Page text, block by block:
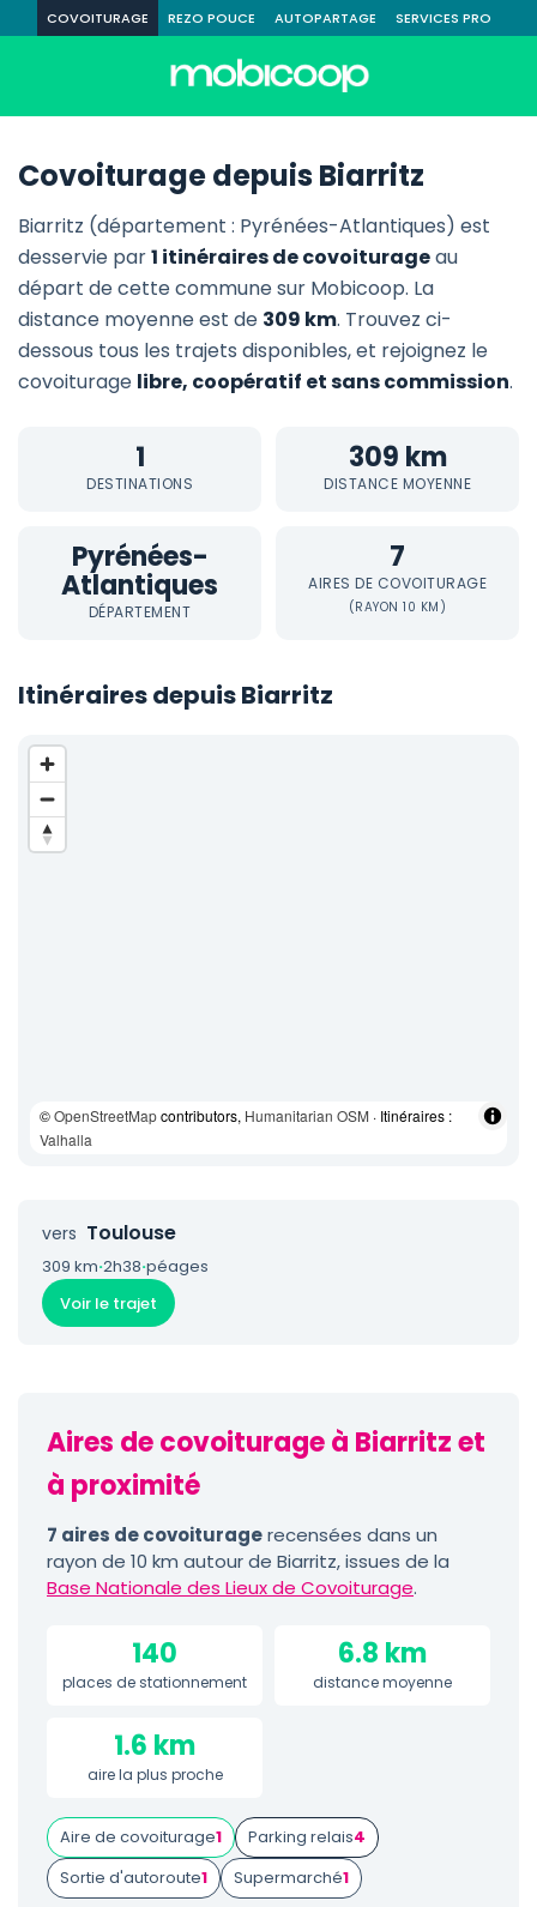
COVOITURAGE REZO POUCE AUTOPARTAGE SERVICES PRO
Covoiturage depuis Biarritz
Biarritz (département : Pyrénées-Atlantiques) est
desservie par1 itinéraires de covoiturageau
départ de cette commune sur Mobicoop. La
distance moyenne est de 309 km. Trouvez ci-
dessous tous les trajets disponibles, et rejoignez le
covoiturage libre, coopératif et sans commission.
1
DESTINATIONS
309 km
DISTANCE MOYENNE
Pyrénées-
Atlantiques
DÉPARTEMENT
7
AIRES DE COVOITURAGE
(RAYON 10 KM)
Itinéraires depuis Biarritz
©OpenStreetMapcontributors, Humanitarian OSM · Itinéraires :
Valhalla
vers Toulouse
309 km·2h38·péages
Voir le trajet
Aires de covoiturage à Biarritz et
à proximité
7 aires de covoituragerecensées dans un
rayon de 10 km autour de Biarritz, issues de la
Base Nationale des Lieux de Covoiturage.
140
places de stationnement
6.8 km
distance moyenne
1.6 km
aire la plus proche
Aire de covoiturage1 Parking relais4
Sortie d'autoroute1 Supermarché1